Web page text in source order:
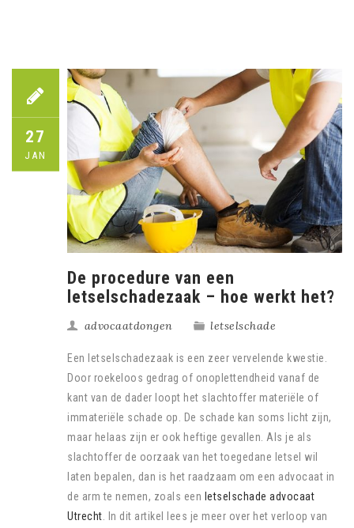
27
JAN
De procedure van een
letselschadezaak – hoe werkt het?
advocaatdongen letselschade
Een letselschadezaak is een zeer vervelende kwestie.
Door roekeloos gedrag of onoplettendheid vanaf de
kant van de dader loopt het slachtoffer materiële of
immateriële schade op. De schade kan soms licht zijn,
maar helaas zijn er ook heftige gevallen. Als je als
slachtoffer de oorzaak van het toegedane letsel wil
laten bepalen, dan is het raadzaam om een advocaat in
de arm te nemen, zoals een letselschade advocaat
Utrecht . In dit artikel lees je meer over het verloop van